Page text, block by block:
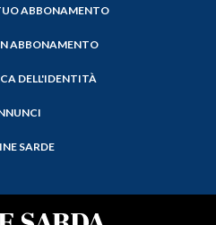
ABBONAMENTO
ABBONAMENTO
DELL'IDENTITÀ
SARDE